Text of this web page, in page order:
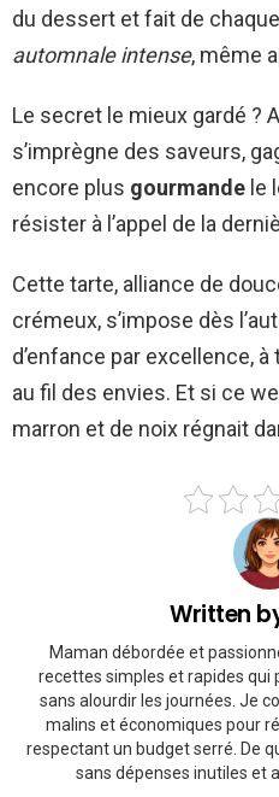
du dessert et fait de
automnale intense, même
Le secret le mieux gardé ?
s’imprègne des saveurs,
encore plus gourmande le
résister à l’appel de la
Cette tarte, alliance de
crémeux, s’impose dès
d’enfance par excellence,
au fil des envies. Et si ce
marron et de noix régnait
Written
Maman débordée et
recettes simples et rapides
sans alourdir les journées. Je
malins et économiques pour
respectant un budget serré. De
sans dépenses inutiles et